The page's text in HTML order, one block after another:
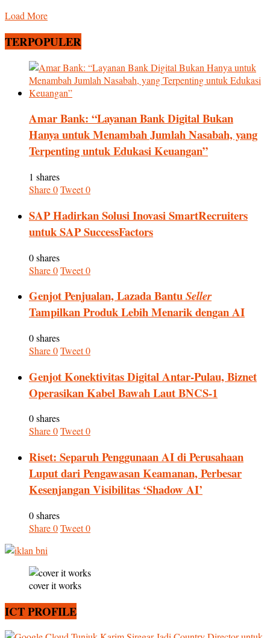
Load More
TERPOPULER
Amar Bank: “Layanan Bank Digital Bukan
Hanya untuk Menambah Jumlah Nasabah, yang
Terpenting untuk Edukasi Keuangan”
1 shares
Share0Tweet0
SAP Hadirkan Solusi Inovasi SmartRecruiters
untuk SAP SuccessFactors
0 shares
Share0Tweet0
Genjot Penjualan, Lazada BantuSeller
Tampilkan Produk Lebih Menarik dengan AI
0 shares
Share0Tweet0
Genjot Konektivitas Digital Antar-Pulau, Biznet
Operasikan Kabel Bawah Laut BNCS-1
0 shares
Share0Tweet0
Riset: Separuh Penggunaan AI di Perusahaan
Luput dari Pengawasan Keamanan, Perbesar
Kesenjangan Visibilitas ‘Shadow AI’
0 shares
Share0Tweet0
cover it works
ICT PROFILE